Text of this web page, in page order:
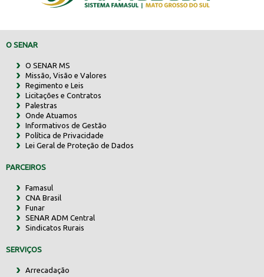
O SENAR
O SENAR MS
Missão, Visão e Valores
Regimento e Leis
Licitações e Contratos
Palestras
Onde Atuamos
Informativos de Gestão
Política de Privacidade
Lei Geral de Proteção de Dados
PARCEIROS
Famasul
CNA Brasil
Funar
SENAR ADM Central
Sindicatos Rurais
SERVIÇOS
Arrecadação